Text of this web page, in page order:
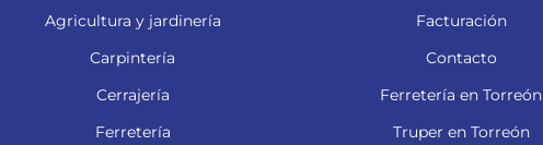
Agricultura y jardinería
Carpintería
Cerrajería
Ferretería
Facturación
Contacto
Ferretería en Torreón
Truper en Torreón